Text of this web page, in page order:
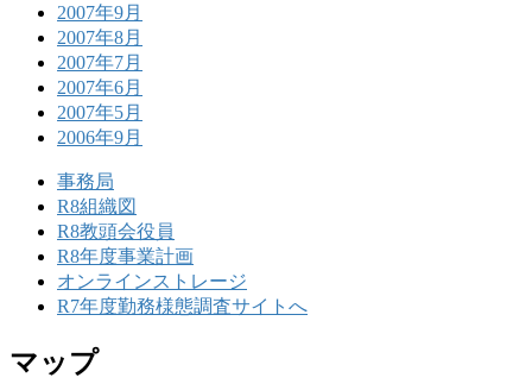
2007年9月
2007年8月
2007年7月
2007年6月
2007年5月
2006年9月
事務局
R8組織図
R8教頭会役員
R8年度事業計画
オンラインストレージ
R7年度勤務様態調査サイトへ
マップ